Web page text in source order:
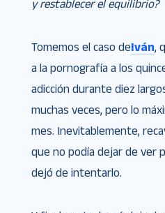
y restablecer el equilibrio?
Tomemos el caso deIván,
a la pornografía a los
adicción durante diez
muchas veces, pero lo
mes. Inevitablemente,
que no podía dejar de ver
dejó de intentarlo.